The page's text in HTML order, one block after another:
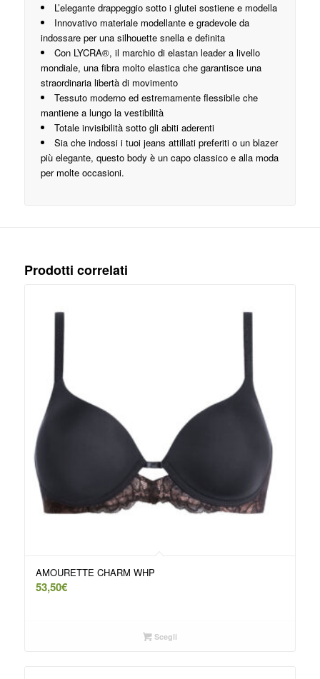
L’elegante drappeggio sotto i glutei sostiene e modella
Innovativo materiale modellante e gradevole da
indossare per una silhouette snella e definita
Con LYCRA®, il marchio di elastan leader a livello
mondiale, una fibra molto elastica che garantisce una
straordinaria libertà di movimento
Tessuto moderno ed estremamente flessibile che
mantiene a lungo la vestibilità
Totale invisibilità sotto gli abiti aderenti
Sia che indossi i tuoi jeans attillati preferiti o un blazer
più elegante, questo body è un capo classico e alla moda
per molte occasioni.
Prodotti correlati
AMOURETTE CHARM WHP
53,50€
Scegli